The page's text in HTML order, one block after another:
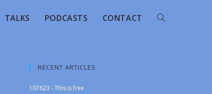
TALKS PODCASTS CONTACT
RECENT ARTICLES
107623 - This is free